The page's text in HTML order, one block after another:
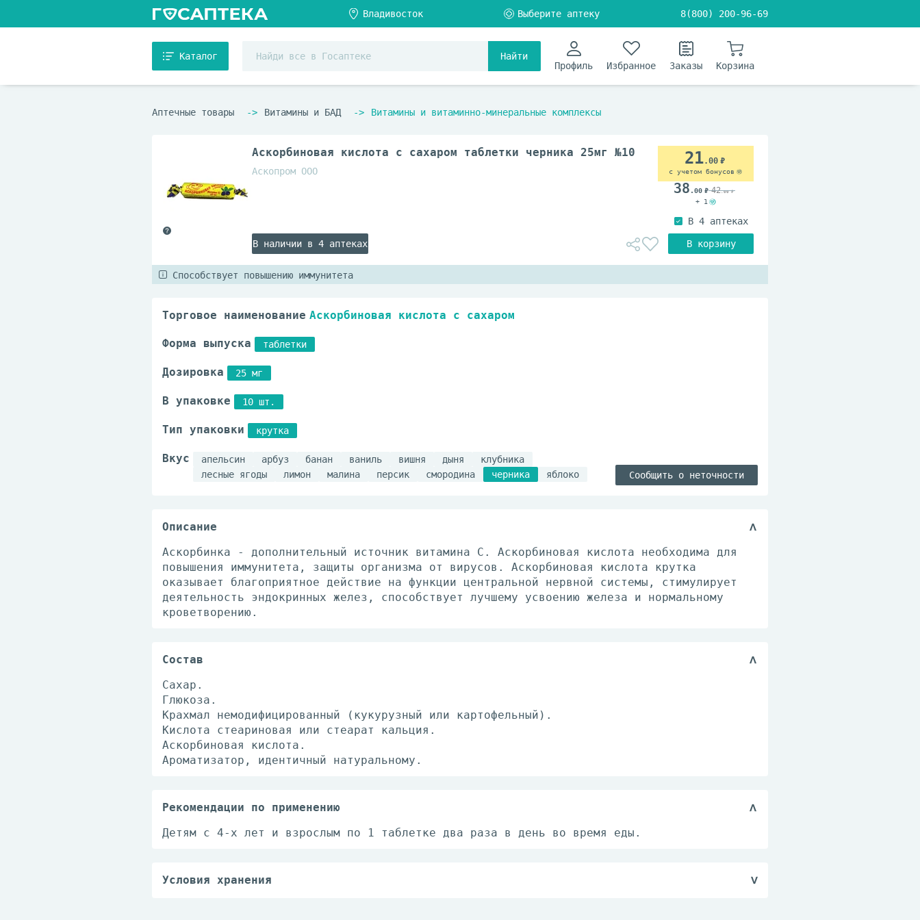
8(800) 200-96-69
Каталог
Найти
Профиль
Избранное Заказы Корзина
Аптечные товары Витамины и БАД Витамины и витаминно-минеральные комплексы
Аскорбиновая кислота с сахаром таблетки черника 25мг №10
Аскопром ООО
В наличии в 4 аптеках
21.00
с учетом бонусов
38 .00 42.00
+ 1
Способствует повышению иммунитета
Торговое наименование Аскорбиновая кислота с сахаром
Форма выпуска таблетки
Дозировка 25 мг
В упаковке 10 шт.
Тип упаковки крутка
Вкус апельсин арбуз банан ваниль вишня дыня
клубника
лесные ягоды
лимон малина персик смородина черника яблоко Сообщить о неточности
Описание
Аскорбинка - дополнительный источник витамина С. Аскорбиновая кислота необходима для
повышения иммунитета, защиты организма от вирусов. Аскорбиновая кислота крутка
оказывает благоприятное действие на функции центральной нервной системы, стимулирует
деятельность эндокринных желез, способствует лучшему усвоению железа и нормальному
кроветворению.
Состав
Сахар.
Глюкоза.
Крахмал немодифицированный (кукурузный или картофельный).
Кислота стеариновая или стеарат кальция.
Аскорбиновая кислота.
Ароматизатор, идентичный натуральному.
Рекомендации по применению
Детям с 4-х лет и взрослым по 1 таблетке два раза в день во время еды.
Условия хранения